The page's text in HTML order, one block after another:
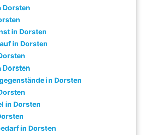
Dorsten
in Dorsten
in Dorsten
Dorsten
in Dorsten
in Dorsten
in Dorsten